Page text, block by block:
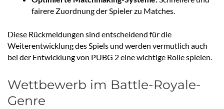
fairere Zuordnung der Spieler zu Matches.
Diese Rückmeldungen sind entscheidend für die
Weiterentwicklung des Spiels und werden vermutlich auch
bei der Entwicklung von PUBG 2 eine wichtige Rolle spielen.
Wettbewerb im Battle-Royale-
Genre